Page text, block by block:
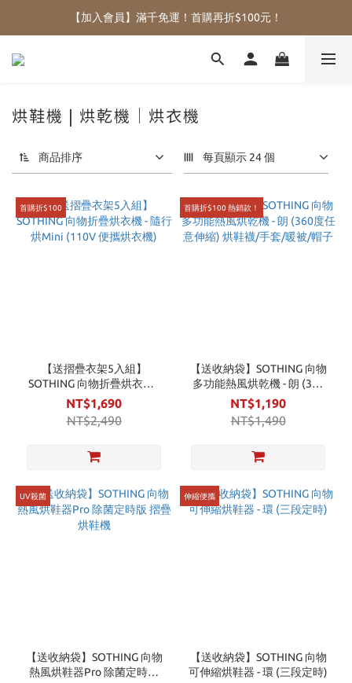
【加入會員】滿千免運！首購再折$100元！
烘鞋機 | 烘乾機｜烘衣機
商品排序 每頁顯示 24 個
首購折$100
【送摺疊衣架5入組】
SOTHING 向物折疊烘衣機 -
隨行烘Mini (110V 便攜烘衣
機)
NT$1,690
NT$2,490
首購折$100 熱銷款！
【送收納袋】SOTHING 向物
多功能熱風烘乾機 - 朗 (360
度任意伸縮) 烘鞋襪/手套/暖
被/帽子
NT$1,190
NT$1,490
UV殺菌
【送收納袋】SOTHING 向物
熱風烘鞋器Pro 除菌定時版
伸縮便攜
【送收納袋】SOTHING 向物
可伸縮烘鞋器 - 環 (三段定時)